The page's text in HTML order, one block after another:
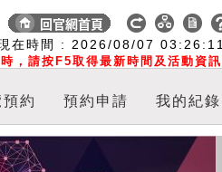
在時間 : 2026/08/07 03:26:11
，請按F5取得最新時間及活動資訊
約 預約申請 我的紀錄
Next